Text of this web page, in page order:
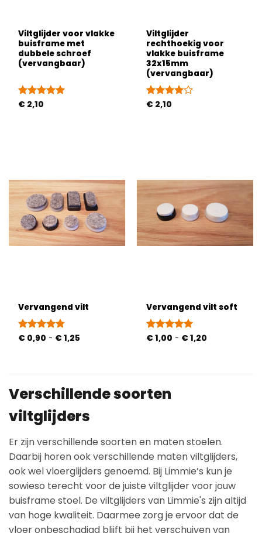
Viltglijder voor vlakke
buisframe met
dubbele schroef
(vervangbaar)
Gewaardeerd
€ 2,10
Viltglijder
rechthoekig voor
vlakke buisframe
32x15mm
(vervangbaar)
Gewaardeerd
€ 2,10
Vervangend vilt
Gewaardeerd
€ 0,90 - € 1,25
Vervangend vilt soft
Gewaardeerd
€ 1,00 - € 1,20
Verschillende soorten
viltglijders
Er zijn verschillende soorten en maten stoelen.
Daarbij horen ook verschillende maten viltglijders,
ook wel vloerglijders genoemd. Bij Limmie’s kun je
sowieso terecht voor de juiste viltglijder voor jouw
buisframe stoel. De viltglijders van Limmie's zijn altijd
van hoge kwaliteit. Daarmee zorg je ervoor dat de
vloer onbeschadigd blijft bij het verschuiven van